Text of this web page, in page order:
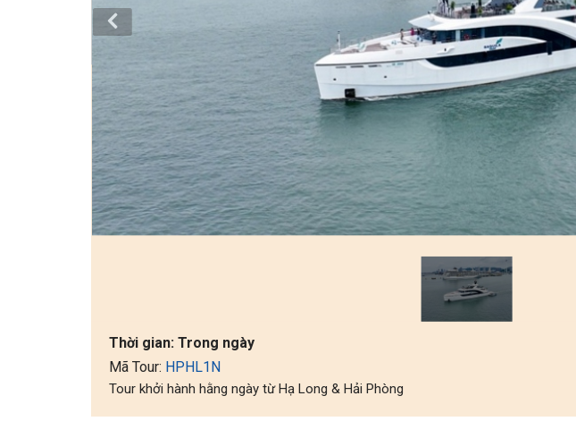
Thời gian: Trong ngày
Mã Tour: HPHL1N
Tour khởi hành hằng ngày từ Hạ Long & Hải Phòng